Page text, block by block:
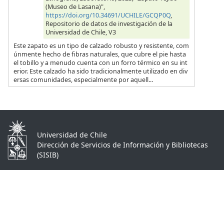
(Museo de Lasana)",
https://doi.org/10.34691/UCHILE/GCQP0Q,
Repositorio de datos de investigación de la
Universidad de Chile, V3
Este zapato es un tipo de calzado robusto y resistente, com
únmente hecho de fibras naturales, que cubre el pie hasta
el tobillo y a menudo cuenta con un forro térmico en su int
erior. Este calzado ha sido tradicionalmente utilizado en div
ersas comunidades, especialmente por aquell...
Universidad de Chile
Dirección de Servicios de Información y Bibliotecas
(SISIB)